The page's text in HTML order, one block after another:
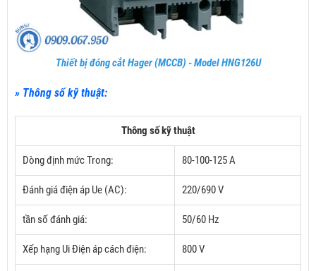
Thiết bị đóng cắt Hager (MCCB) - Model HNG126U
» Thông số kỹ thuật:
Thông số kỹ thuật
Dòng định mức Trong: 80-100-125A
Đánh giá điện áp Ue (AC): 220/690 V
tần số đánh giá: 50/60 Hz
Xếp hạng Ui Điện áp cách điện: 800 V